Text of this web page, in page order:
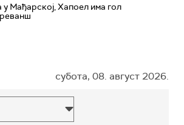
Мађарској, Хапоел има гол
субота, 08. август 2026.